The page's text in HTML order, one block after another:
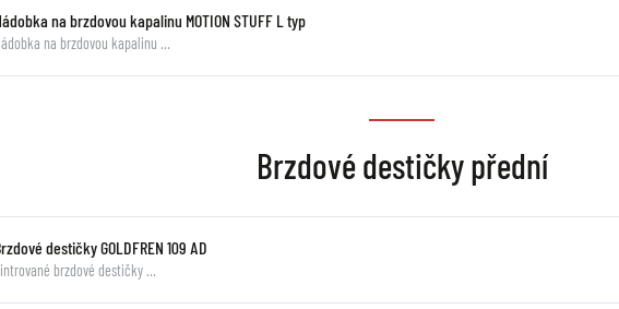
na brzdovou kapalinu MOTION STUFF L typ
na brzdovou kapalinu …
Brzdové destičky přední
destičky GOLDFREN 109 AD
brzdové destičky …